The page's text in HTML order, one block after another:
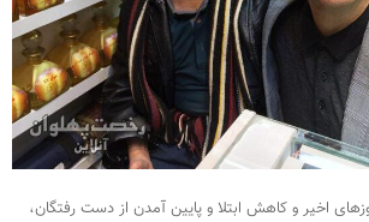
اخیر و کاهش ابتلا و پایین آمدن از دست رفتگان،